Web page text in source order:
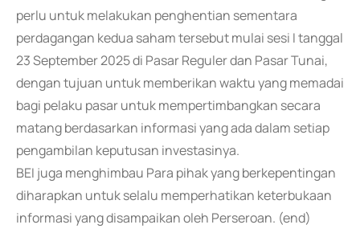
perlu untuk melakukan penghentian sementara
perdagangan kedua saham tersebut mulai sesi I tanggal
23 September 2025 di Pasar Reguler dan Pasar Tunai,
dengan tujuan untuk memberikan waktu yang memadai
bagi pelaku pasar untuk mempertimbangkan secara
matang berdasarkan informasi yang ada dalam setiap
pengambilan keputusan investasinya.
BEI juga menghimbau Para pihak yang berkepentingan
diharapkan untuk selalu memperhatikan keterbukaan
informasi yang disampaikan oleh Perseroan. (end)